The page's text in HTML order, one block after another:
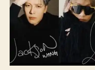
o
s